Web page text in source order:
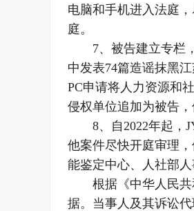
电脑和手机进入法庭
庭。
7、被告建立专栏
中发表74篇造谣抹黑
PC申请将人力资源和
侵权单位追加为被告，
8、自2022年起，
他案件尽快开庭审理
能鉴定中心、人社部
根据《中华人民
据。当事人及其诉讼